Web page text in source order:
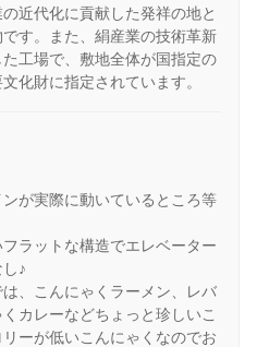
近代化に貢献した発祥の地と
す。また、絹産業の技術革新
工場で、敷地全体が国指定の
化財に指定されています。
が実際に動いているところ等
ラットな構造でエレベーター
♪
、こんにゃくラーメン、レバ
カレーなどちょっと珍しいこ
ーが低いこんにゃくなのでお